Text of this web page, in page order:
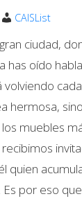
CAISList
ciudad,
has oído
volviendo
hermosa,
muebles
quien
por eso